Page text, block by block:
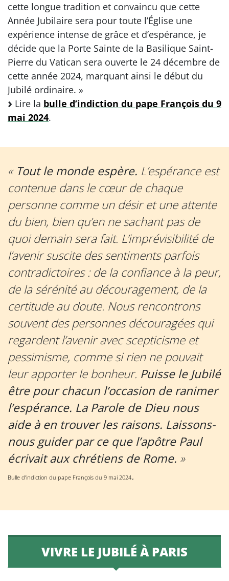
cette longue tradition et convaincu que cette
Année Jubilaire sera pour toute l’Église une
expérience intense de grâce et d’espérance, je
décide que la Porte Sainte de la Basilique Saint-
Pierre du Vatican sera ouverte le 24 décembre de
cette année 2024, marquant ainsi le début du
Jubilé ordinaire. »
Lire la bulle d’indiction du pape François du 9
mai 2024.
« Tout le monde espère. L’espérance est
contenue dans le cœur de chaque
personne comme un désir et une attente
du bien, bien qu’en ne sachant pas de
quoi demain sera fait. L’imprévisibilité de
l’avenir suscite des sentiments parfois
contradictoires : de la confiance à la peur,
de la sérénité au découragement, de la
certitude au doute. Nous rencontrons
souvent des personnes découragées qui
regardent l’avenir avec scepticisme et
pessimisme, comme si rien ne pouvait
leur apporter le bonheur. Puisse le Jubilé
être pour chacun l’occasion de ranimer
l’espérance. La Parole de Dieu nous
aide à en trouver les raisons. Laissons-
nous guider par ce que l’apôtre Paul
écrivait aux chrétiens de Rome. »
Bulle d’indiction du pape François du 9 mai 2024.
VIVRE LE JUBILÉ À PARIS